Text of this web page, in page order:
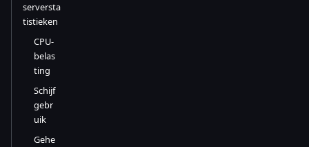
serversta
tistieken
CPU-
belas
ting
Schijf
gebr
uik
Gehe